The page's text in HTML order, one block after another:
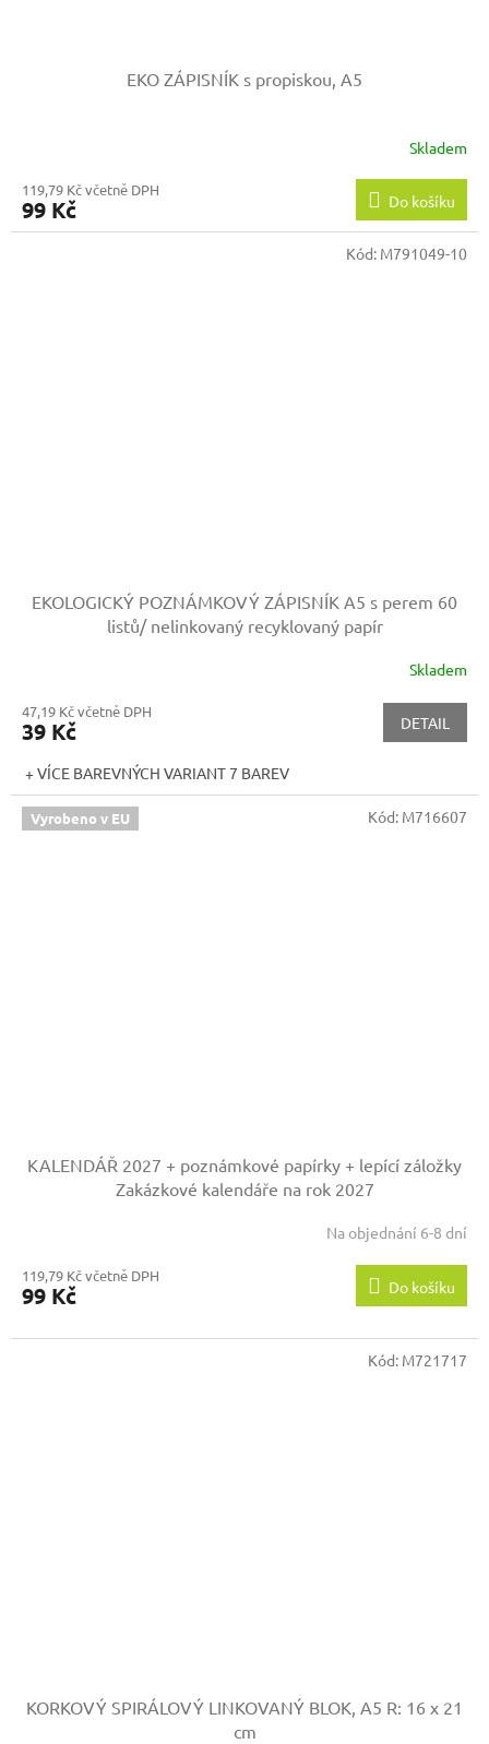
EKO ZÁPISNÍK s propiskou, A5
Skladem
119,79 Kč včetně DPH
99 Kč Do košíku
EKOLOGICKÝ POZNÁMKOVÝ ZÁPISNÍK A5 s perem 60
listů/ nelinkovaný recyklovaný papír
Skladem
47,19 Kč včetně DPH
39 Kč DETAIL
+ VÍCE BAREVNÝCH VARIANT 7 BAREV
Kód: M791049-10
Vyrobeno v EU
KALENDÁŘ 2027 + poznámkové papírky + lepící záložky
Zakázkové kalendáře na rok 2027
Na objednání 6-8 dní
119,79 Kč včetně DPH
99 Kč Do košíku
Kód: M716607
KORKOVÝ SPIRÁLOVÝ LINKOVANÝ BLOK, A5 R: 16 x 21
cm
Kód: M721717